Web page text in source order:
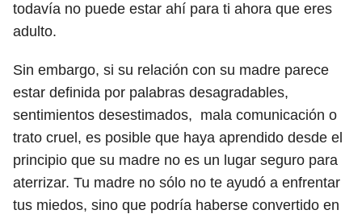
todavía no puede estar ahí para ti ahora que eres
adulto.
Sin embargo, si su relación con su madre parece
estar definida por palabras desagradables,
sentimientos desestimados, mala comunicación o
trato cruel, es posible que haya aprendido desde el
principio que su madre no es un lugar seguro para
aterrizar. Tu madre no sólo no te ayudó a enfrentar
tus miedos, sino que podría haberse convertido en